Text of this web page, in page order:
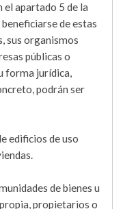
el apartado 5 de la
de estas
sus organismos
públicas o
forma jurídica,
podrán ser
edificios de uso
de bienes u
propietarios o